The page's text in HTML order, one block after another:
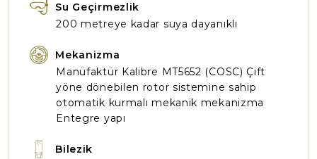
Su Geçirmezlik
200 metreye kadar suya dayanıklı
Mekanizma
Manüfaktür Kalibre MT5652 (COSC) Çift
yöne dönebilen rotor sistemine sahip
otomatik kurmalı mekanik mekanizma
Entegre yapı
Bilezik